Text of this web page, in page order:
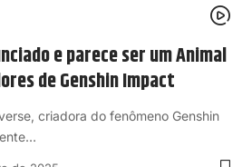
e parece ser um Animal
de Genshin Impact
criadora do fenômeno Genshin